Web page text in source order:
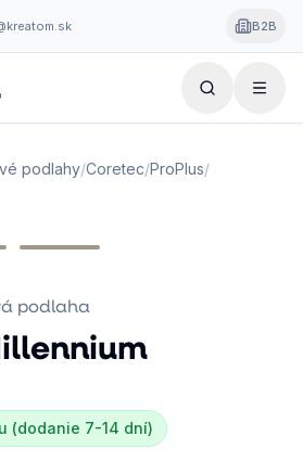
B2B
podlahy/Coretec/ProPlus/
podlaha
(dodanie 7-14 dní)